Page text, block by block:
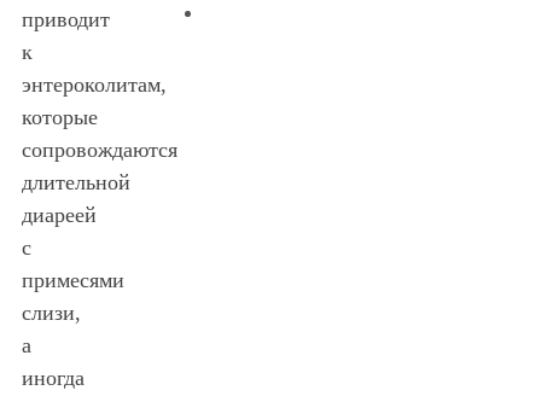
приводит
к
энтероколитам,
которые
сопровождаются
длительной
диареей
с
примесями
слизи,
а
иногда